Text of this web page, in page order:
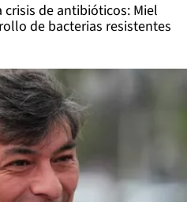
crisis de antibióticos: Miel
de bacterias resistentes